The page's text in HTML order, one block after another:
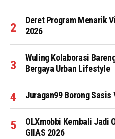
Deret Program Menarik
2026
Wuling Kolaborasi
Bergaya Urban Lifestyle
Juragan99 Borong Sasis
OLXmobbi Kembali Jadi
GIIAS 2026